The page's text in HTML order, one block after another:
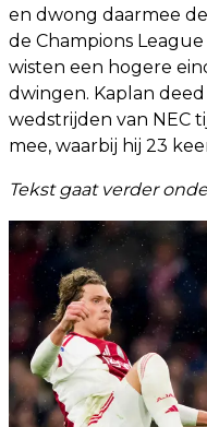
en dwong daarmee
de Champions
wisten een hogere
dwingen. Kaplan deed
wedstrijden van NEC
mee, waarbij hij 23
Tekst gaat verder